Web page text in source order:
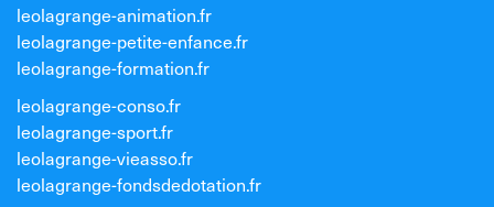
leolagrange-animation.fr
leolagrange-petite-enfance.fr
leolagrange-formation.fr
leolagrange-conso.fr
leolagrange-sport.fr
leolagrange-vieasso.fr
leolagrange-fondsdedotation.fr